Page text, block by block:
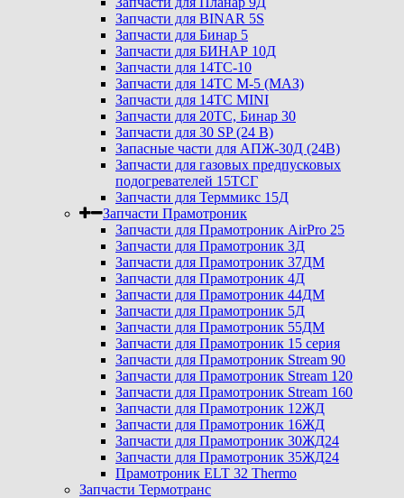
Запчасти для BINAR 5S
Запчасти для Бинар 5
Запчасти для БИНАР 10Д
Запчасти для 14ТС-10
Запчасти для 14ТС М-5 (МАЗ)
Запчасти для 14ТС MINI
Запчасти для 20ТС, Бинар 30
Запчасти для 30 SP (24 В)
Запасные части для АПЖ-30Д (24В)
Запчасти для газовых предпусковых
подогревателей 15ТСГ
Запчасти для Терммикс 15Д
Запчасти Прамотроник
Запчасти для Прамотроник AirPro 25
Запчасти для Прамотроник 3Д
Запчасти для Прамотроник 37ДМ
Запчасти для Прамотроник 4Д
Запчасти для Прамотроник 44ДМ
Запчасти для Прамотроник 5Д
Запчасти для Прамотроник 55ДМ
Запчасти для Прамотроник 15 серия
Запчасти для Прамотроник Stream 90
Запчасти для Прамотроник Stream 120
Запчасти для Прамотроник Stream 160
Запчасти для Прамотроник 12ЖД
Запчасти для Прамотроник 16ЖД
Запчасти для Прамотроник 30ЖД24
Запчасти для Прамотроник 35ЖД24
Прамотроник ELT 32 Thermo
Запчасти Термотранс